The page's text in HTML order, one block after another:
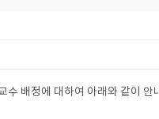
배정에 대하여 아래와 같이